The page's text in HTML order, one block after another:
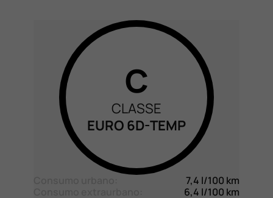
C
CLASSE
EURO 6D-TEMP
7,4 l/100 km
6,4 l/100 km